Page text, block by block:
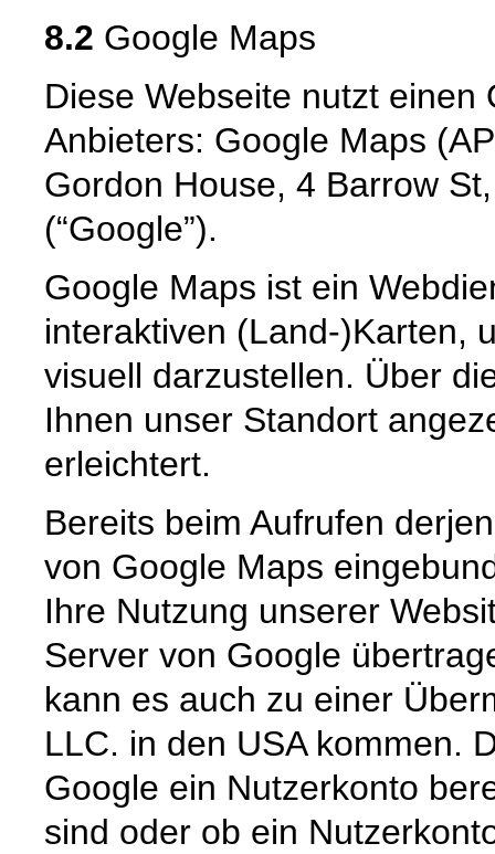
8.2 Google Maps
Diese Webseite nutzt
Anbieters: Google Maps
Gordon House, 4 Barrow
(“Google”).
Google Maps ist ein
interaktiven (Land-)Karten,
visuell darzustellen. Über
Ihnen unser Standort
erleichtert.
Bereits beim Aufrufen
von Google Maps
Ihre Nutzung unserer
Server von Google
kann es auch zu einer
LLC. in den USA kommen.
Google ein Nutzerkonto
sind oder ob ein